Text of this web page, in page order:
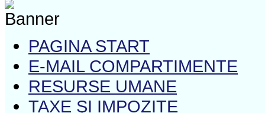
PAGINA START
E-MAIL COMPARTIMENTE
RESURSE UMANE
TAXE ŞI IMPOZITE